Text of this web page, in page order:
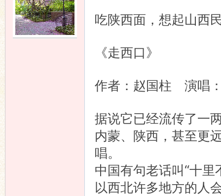
吃陕西面，想起山西
《走西口》
作者：赵国柱 演
据说它已经流传了一
内蒙、陕西，甚至更
唱。
中国有句老话叫“十
以西北许多地方的人